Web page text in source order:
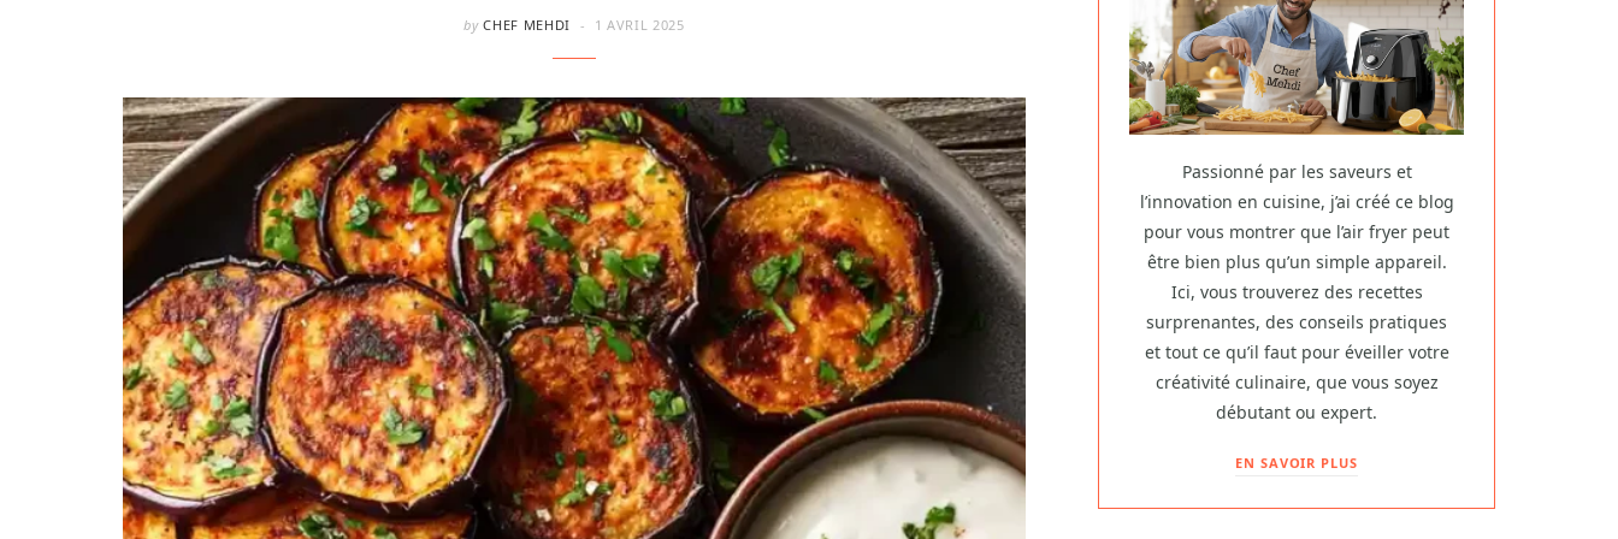
by CHEF MEHDI 1 AVRIL 2025
Passionné par les saveurs et
l’innovation en cuisine, j’ai créé ce blog
pour vous montrer que l’air fryer peut
être bien plus qu’un simple appareil.
Ici, vous trouverez des recettes
surprenantes, des conseils pratiques
et tout ce qu’il faut pour éveiller votre
créativité culinaire, que vous soyez
débutant ou expert.
EN SAVOIR PLUS